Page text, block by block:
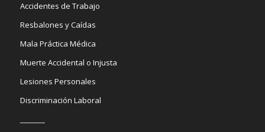
Accidentes de Trabajo
Resbalones y Caídas
Mala Práctica Médica
Muerte Accidental o Injusta
Lesiones Personales
Discriminación Laboral